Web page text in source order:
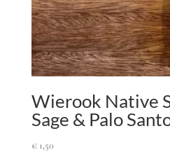
Wierook Native
Sage & Palo
€1,50